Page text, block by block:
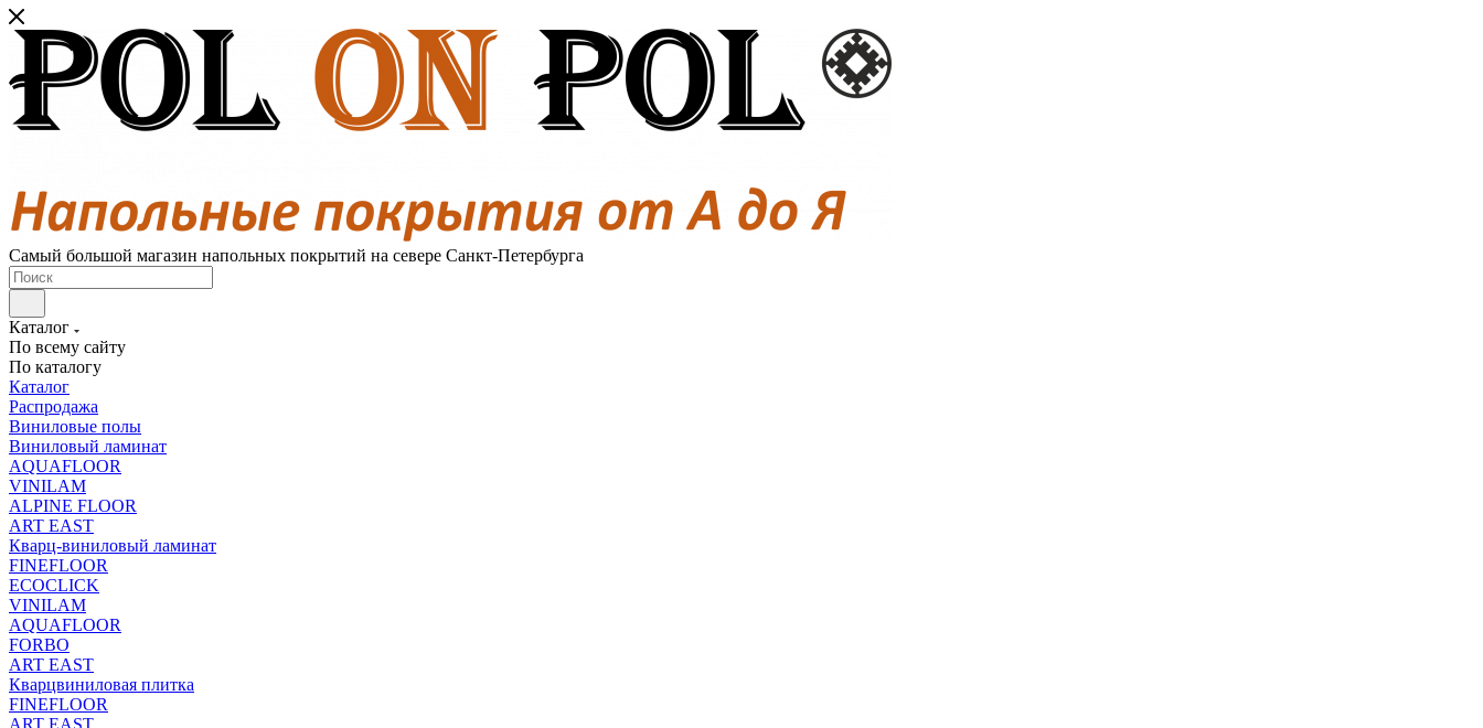
Самый большой магазин напольных покрытий на севере Санкт-Петербурга
Каталог
По всему сайту
По каталогу
Каталог
Распродажа
Виниловые полы
Виниловый ламинат
AQUAFLOOR
VINILAM
ALPINE FLOOR
ART EAST
Кварц-виниловый ламинат
FINEFLOOR
ECOCLICK
VINILAM
AQUAFLOOR
FORBO
ART EAST
Кварцвиниловая плитка
FINEFLOOR
ART EAST